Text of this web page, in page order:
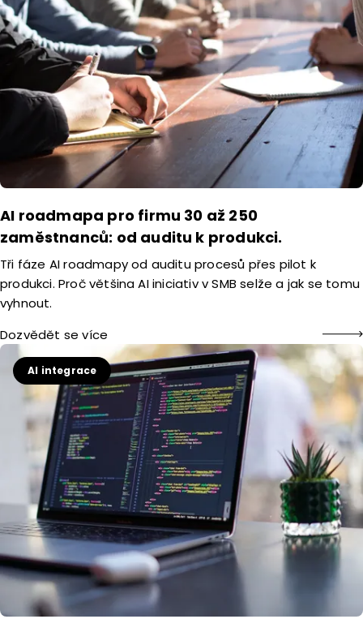
AI roadmapa pro firmu 30 až 250
zaměstnanců: od auditu k produkci.
Tři fáze AI roadmapy od auditu procesů přes pilot k
produkci. Proč většina AI iniciativ v SMB selže a jak se tomu
vyhnout.
Dozvědět se více
AI integrace